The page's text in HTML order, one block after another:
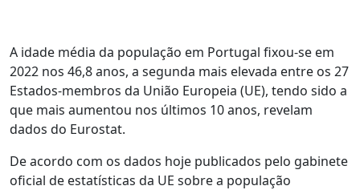
A idade média da população em Portugal fixou-se em
2022 nos 46,8 anos, a segunda mais elevada entre os 27
Estados-membros da União Europeia (UE), tendo sido a
que mais aumentou nos últimos 10 anos, revelam
dados do Eurostat.
De acordo com os dados hoje publicados pelo gabinete
oficial de estatísticas da UE sobre a população